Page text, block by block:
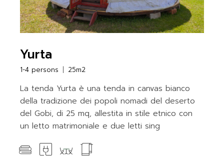
Yurta
1-4 persons 25m2
La tenda Yurta è una tenda in canvas bianco
della tradizione dei popoli nomadi del deserto
del Gobi, di 25 mq, allestita in stile etnico con
un letto matrimoniale e due letti sing